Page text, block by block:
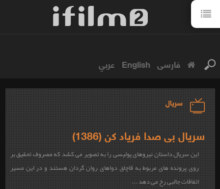
فارسی English عربي
سریال
سریال بی صدا فریاد کن (1386)
این سریال داستان نیروهای پولیسی را به تصویر می کشد که مصروف تحقیق بر
روی پرونده های مربوط به قاچاق دواهای روان گردان هستند و در این مسیر
اتفاقات جالبی رخ می دهد ...